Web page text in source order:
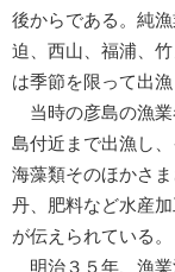
後からである。純
迫、西山、福浦、
は季節を限って出
当時の彦島の漁業
島付近まで出漁し
海藻類そのほかさ
丹、肥料など水産
が伝えられている。
明治３５年、漁業